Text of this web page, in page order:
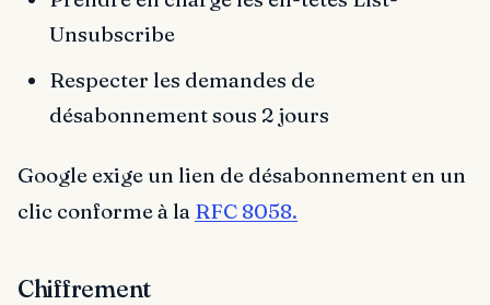
Unsubscribe
Respecter les demandes de
désabonnement sous 2 jours
Google exige un lien de désabonnement en un
clic conforme à la RFC 8058.
Chiffrement